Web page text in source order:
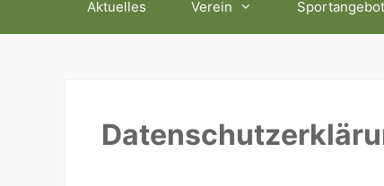
Aktuelles Verein